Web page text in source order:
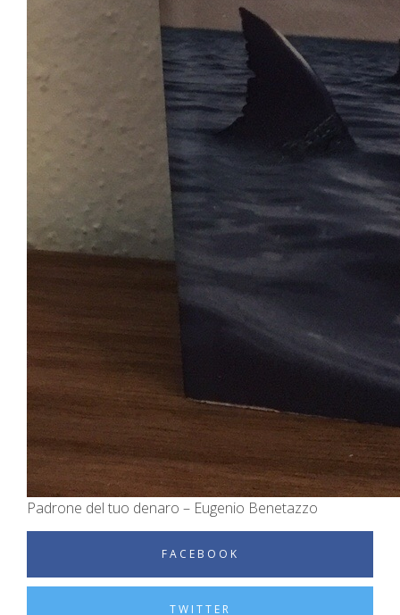
Padrone del tuo denaro – Eugenio Benetazzo
FACEBOOK
TWITTER